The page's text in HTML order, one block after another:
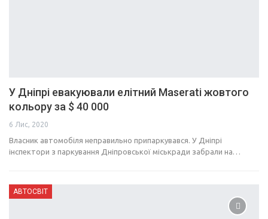
У Дніпрі евакуювали елітний Maserati жовтого
кольору за $ 40 000
6 Лис, 2020
Власник автомобіля неправильно припаркувався. У Дніпрі
інспектори з паркування Дніпровської міськради забрали на…
АВТОСВІТ